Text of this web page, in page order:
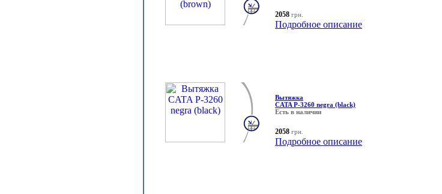
2058 грн.
Подробное описание
Вытяжка
CATA P-3260 negra (black)
Есть в наличии
2058 грн.
Подробное описание